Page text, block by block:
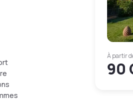
À partir
90